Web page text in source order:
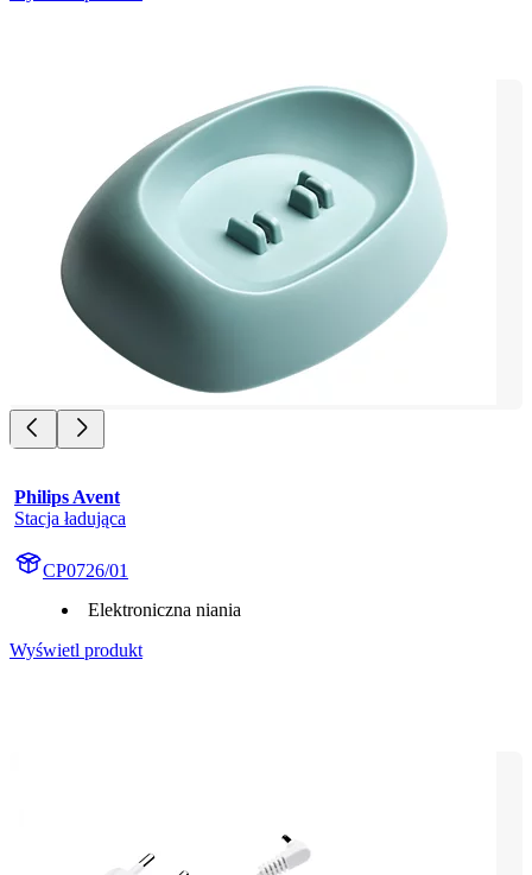
Philips Avent
Stacja ładująca
CP0726/01
Elektroniczna niania
Wyświetl produkt